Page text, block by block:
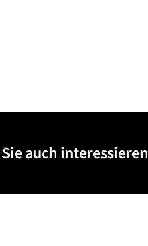
auch interessieren